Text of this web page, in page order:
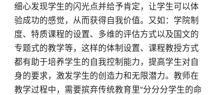
细心发现学生的闪光点并给予肯定，让学生可以体
验成功的感觉，从而获得自我价值。又如：学院制
度、特质课程的设置、多维的评估方式以及国文的
专题式的教学等，这样的体制设置、课程教授方式
都有助于培养学生的自我控制能力，提高学生对自
身的要求，激发学生的创造力和无限潜力。教师在
教学过程中，需要摈弃传统教育里“分分分学生的命